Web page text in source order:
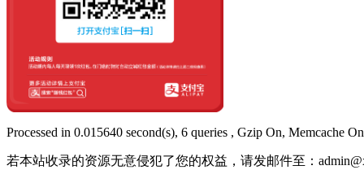
Processed in 0.015640 second(s), 6 queries , Gzip On, Memcache
若本站收录的资源无意侵犯了您的权益，请发邮件至：